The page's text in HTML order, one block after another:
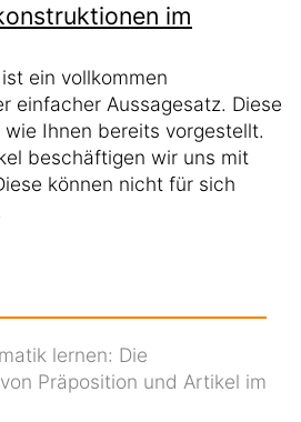
im
ein vollkommen
einfacher Aussagesatz. Diese
Ihnen bereits vorgestellt.
beschäftigen wir uns mit
können nicht für sich
lernen: Die
Präposition und Artikel im